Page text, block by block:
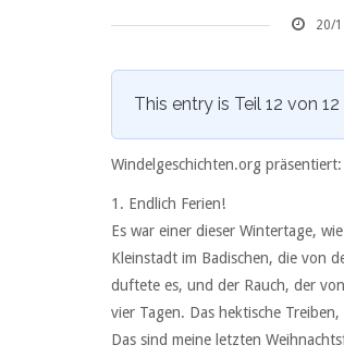
20/
This entry is Teil 12 von
Windelgeschichten.org
1. Endlich Ferien!
Es war einer dieser Wintertage,
Kleinstadt im Badischen, die von
duftete es, und der Rauch, der
vier Tagen. Das hektische
Das sind meine letzten